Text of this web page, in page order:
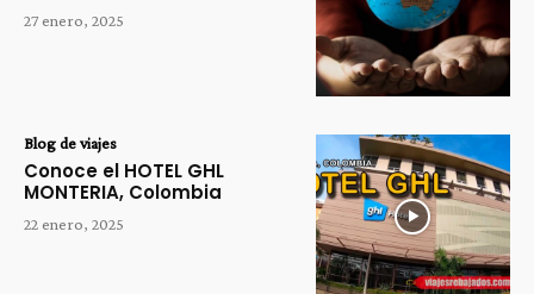
27 enero, 2025
Blog de viajes
Conoce el HOTEL GHL
MONTERIA, Colombia
22 enero, 2025